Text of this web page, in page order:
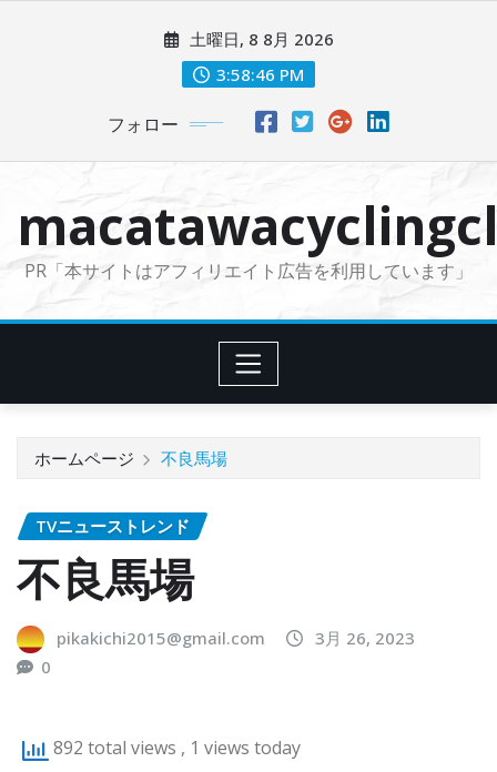
に
土曜日, 8 8月 2026
3:58:48 PM
フォロー
PR「本サイトはアフィリエイト広告を利用しています」
ホームページ 不良馬場
TVニューストレンド
不良馬場
pikakichi2015@gmail.com
3月 26, 2023
0
892 total views , 1 views today